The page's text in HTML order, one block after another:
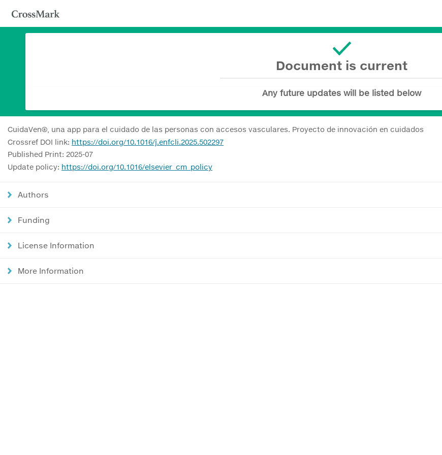
Document is current
Any future updates will be listed below
CuidaVen®, una app para el cuidado de las personas con accesos vasculares. Proyecto de innovación en cuidados
Crossref DOI link: https://doi.org/10.1016/j.enfcli.2025.502297
Published Print: 2025-07
Update policy: https://doi.org/10.1016/elsevier_cm_policy
Authors
Funding
License Information
More Information